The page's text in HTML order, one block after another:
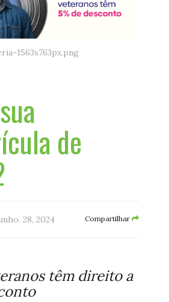
1563x763px.png
de
28, 2024 Compartilhar
têm direito a